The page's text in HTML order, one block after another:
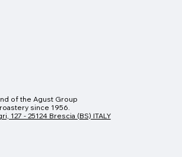
of the Agust Group
since 1956.
127 - 25124 Brescia (BS) ITALY